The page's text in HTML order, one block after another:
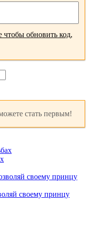
стать первым!
своему принцу